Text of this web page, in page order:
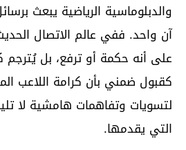
والدبلوماسية الرياضية يبعث
آن واحد. ففي عالم الاتصال
على أنه حكمة أو ترفع، بل يُترجم
كقبول ضمني بأن كرامة اللاعب
لتسويات وتفاهمات هامشية لا
التي يقدمها.